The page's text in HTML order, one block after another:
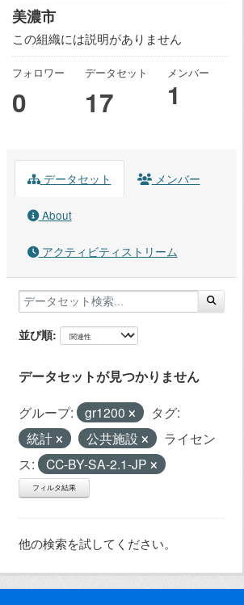
美濃市
この組織には説明がありません
フォロワー
0
データセット
17
メンバー
1
データセット メンバー
About
アクティビティストリーム
並び順
データセットが見つかりません
グループ: gr1200
タグ:
統計
公共施設
ライセン
ス:
CC-BY-SA-2.1-JP
フィルタ結果
他の検索を試してください。